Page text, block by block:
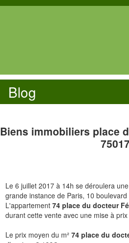
Blog
Biens immobiliers place
Le 6 juillet 2017 à 14h se déroulera
grande instance de Paris, 10
L'appartement 74 place du docteur
durant cette vente avec une mise à
Le prix moyen du m² 74 place du